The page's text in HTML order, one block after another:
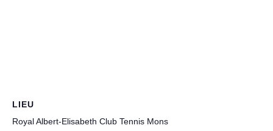
LIEU
Royal Albert-Elisabeth Club Tennis Mons